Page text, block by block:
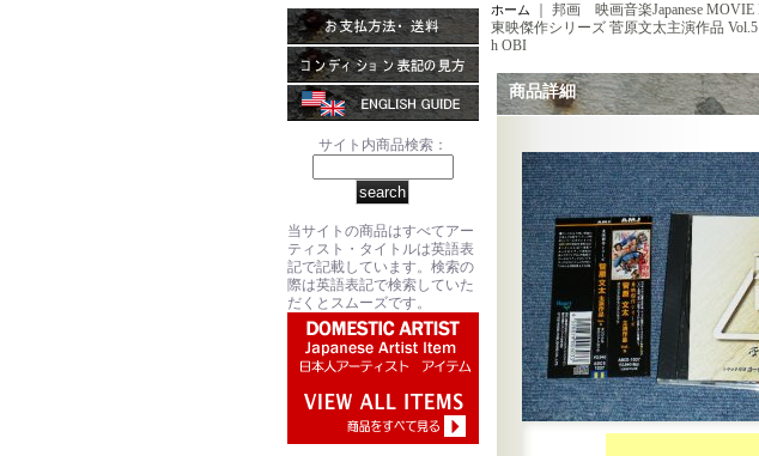
サイト内商品検索：
当サイトの商品はすべてアー
ティスト・タイトルは英語表
記で記載しています。検索の
際は英語表記で検索していた
だくとスムーズです。
ホーム ｜ 邦画 映画音楽Japanese MOVIE
東映傑作シリーズ 菅原文太主演作品
h OBI
商品詳細